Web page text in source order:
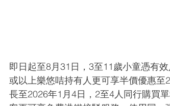
即日起至8月31日，3至11歲小童憑有
或以上樂悠咭持有人更可享半價優惠
長至2026年1月4日，2至4人同行購買